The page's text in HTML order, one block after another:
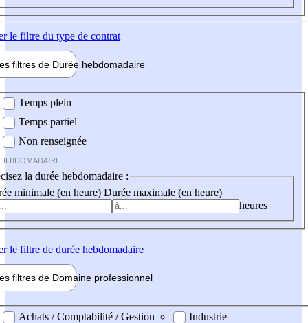
le filtre du type de contrat
filtres de Durée hebdomadaire
Temps plein
Temps partiel
Non renseignée
la durée hebdomadaire :
minimale (en heure) Durée maximale (en heure)
heures
le filtre de durée hebdomadaire
filtres de Domaine professionnel
professionel
Achats / Comptabilité / Gestion
Industrie